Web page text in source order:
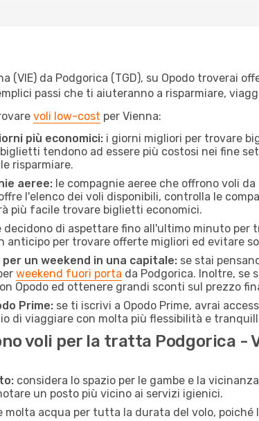
(VIE) da Podgorica (TGD), su Opodo troverai
passi che ti aiuteranno a risparmiare,
voli low-cost per Vienna:
più economici: i giorni migliori per trovare
tendono ad essere più costosi nei fine
risparmiare.
aeree: le compagnie aeree che offrono voli
l'elenco dei voli disponibili, controlla le
più facile trovare biglietti economici.
decidono di aspettare fino all'ultimo minuto per
anticipo per trovare offerte migliori ed evitare
un weekend in una capitale: se stai
weekend fuori porta da Podgorica. Inoltre, se
Opodo ed ottenere grandi sconti sul prezzo
Prime: se ti iscrivi a Opodo Prime, avrai
di viaggiare con molta più flessibilità e
voli per la tratta Podgorica -
considera lo spazio per le gambe e la
un posto più vicino ai servizi igienici.
molta acqua per tutta la durata del volo,